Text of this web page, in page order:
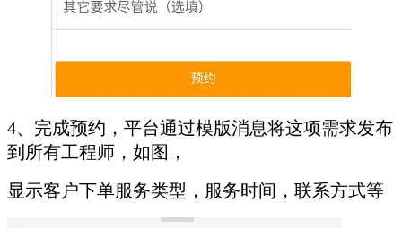
4、完成预约，平台通过模版消息将这项需求发布
到所有工程师，如图，
显示客户下单服务类型，服务时间，联系方式等